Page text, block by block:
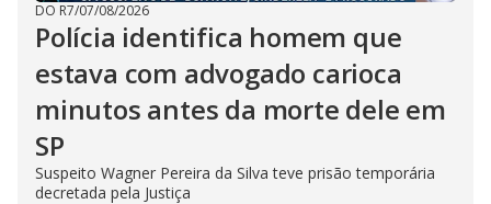
DO R7/07/08/2026
Polícia identifica homem que
estava com advogado carioca
minutos antes da morte dele em
SP
Suspeito Wagner Pereira da Silva teve prisão temporária
decretada pela Justiça